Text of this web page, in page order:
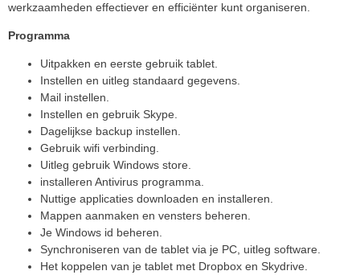
werkzaamheden effectiever en efficiënter kunt organiseren.
Programma
Uitpakken en eerste gebruik tablet.
Instellen en uitleg standaard gegevens.
Mail instellen.
Instellen en gebruik Skype.
Dagelijkse backup instellen.
Gebruik wifi verbinding.
Uitleg gebruik Windows store.
installeren Antivirus programma.
Nuttige applicaties downloaden en installeren.
Mappen aanmaken en vensters beheren.
Je Windows id beheren.
Synchroniseren van de tablet via je PC, uitleg software.
Het koppelen van je tablet met Dropbox en Skydrive.